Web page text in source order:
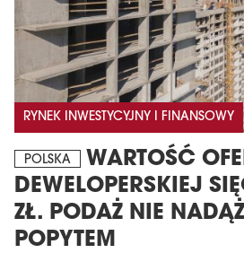
RYNEK INWESTYCYJNY I FINANSOWY
POLSKA
WARTOŚĆ
DEWELOPERSKIEJ
ZŁ. PODAŻ NIE
POPYTEM
Więcej w tym
Zamów